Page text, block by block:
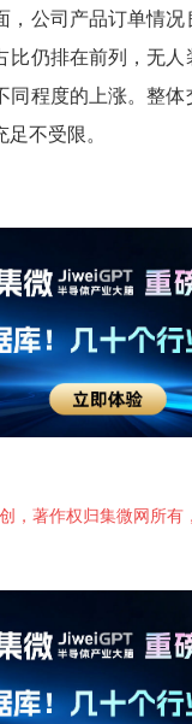
，公司产品订单情
比仍排在前列，无
同程度的上涨。整
不受限。
，著作权归集微网所有